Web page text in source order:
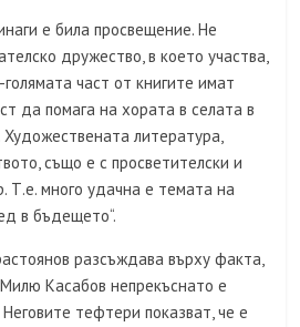
е била просвещение. Не
дружество, в което участва,
голямата част от книгите имат
да помага на хората в селата в
литература,
също е с просветителски и
Т.е. много удачна е темата на
в бъдещето“.
разсъждава върху факта,
Касабов непрекъснато е
тефтери показват, че е